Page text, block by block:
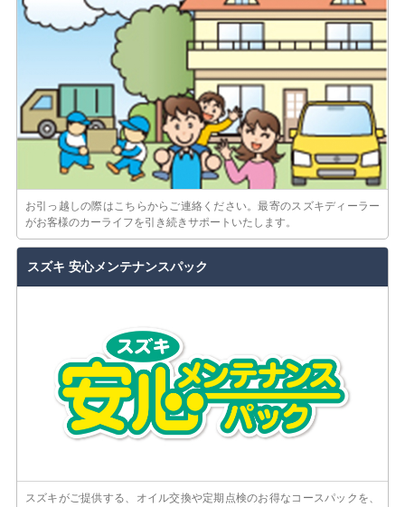
お引っ越しの際はこちらからご連絡ください。最寄のスズキディーラー
がお客様のカーライフを引き続きサポートいたします。
スズキ 安心メンテナンスパック
スズキがご提供する、オイル交換や定期点検のお得なコースパックを、